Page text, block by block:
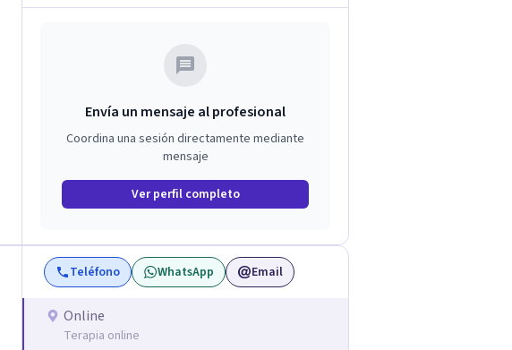
Envía un mensaje al profesional
Coordina una sesión directamente mediante
mensaje
Ver perfil completo
Teléfono WhatsApp Email
Online
Terapia online